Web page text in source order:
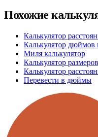
Похожие
Калькулятор
Калькулятор дюймов
Миля калькулятор
Калькулятор размеров
Калькулятор
Перевести в дюймы